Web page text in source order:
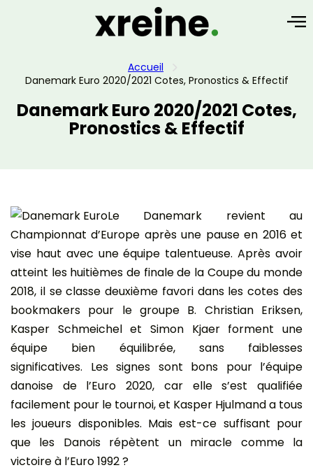
Accueil
Danemark Euro 2020/2021 Cotes, Pronostics & Effectif
Danemark Euro 2020/2021 Cotes,
Pronostics & Effectif
Le Danemark revient au
Championnat d’Europe après une pause en 2016 et
vise haut avec une équipe talentueuse. Après avoir
atteint les huitièmes de finale de la Coupe du monde
2018, il se classe deuxième favori dans les cotes des
bookmakers pour le groupe B. Christian Eriksen,
Kasper Schmeichel et Simon Kjaer forment une
équipe bien équilibrée, sans faiblesses
significatives. Les signes sont bons pour l’équipe
danoise de l’Euro 2020, car elle s’est qualifiée
facilement pour le tournoi, et Kasper Hjulmand a tous
les joueurs disponibles. Mais est-ce suffisant pour
que les Danois répètent un miracle comme la
victoire à l’Euro 1992 ?